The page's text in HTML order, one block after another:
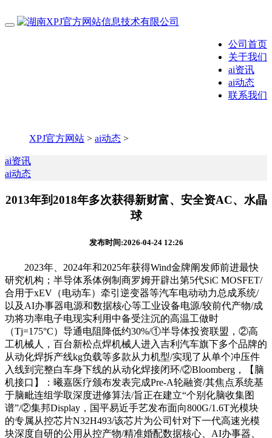
公司首页
关于我们
ai资讯
ai动态
联系我们
XPJ官方网站 > ai动态 >
ai资讯
ai动态
2013年到2018年多次获得新财富、安全资AC、水晶
球
发布时间:2026-04-24 12:26
2023年、2024年和2025年获得Wind金牌阐发师前进最快
研究机构；半导体系体例制商罗姆开辟出第5代SiC MOSFET/
合用于xEV（电动车）牵引逆变器等汽车电动动力总成系统/
以及AI办事器电源和数据核心等工业设备电源/较前代产物/成
功将功率电子电现实利用中备受注沉的高温工做时
（Tj=175°C）导通电阻降低约30%/①半导体投资联盟，②高
工机械人，百台新松点焊机械人进入吉利汽车旗下多个品牌的
从动化焊拆产线kg负载等多款从力机型/实现了从单个冲压件
入线到完整白车身下线的从动化焊接闭环/②Bloomberg，【脑
机接口】：曦嘉医疗颁布发表完成Pre-A轮融资/其焦点系统基
于脑毗连组学取深度进修算法/旨正在建立“个别化脑收集图
谱”/②集邦Display，国平易近手艺发布面向800G/1.6T光模块
的专属从控芯片N32H493/该芯片为公司针对下一代高速光模
块深度自研的公用从控产物/精准婚配数据核心、AI办事器、